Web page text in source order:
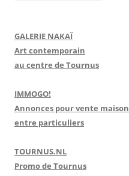
GALERIE NAKAÏ
Art contemporain
au centre de Tournus
IMMOGO!
Annonces pour vente maison
entre particuliers
TOURNUS.NL
Promo de Tournus